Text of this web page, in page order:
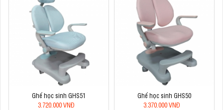
Ghế học sinh GHS51
3.720.000 VNĐ
Ghế học sinh GHS50
3.370.000 VNĐ